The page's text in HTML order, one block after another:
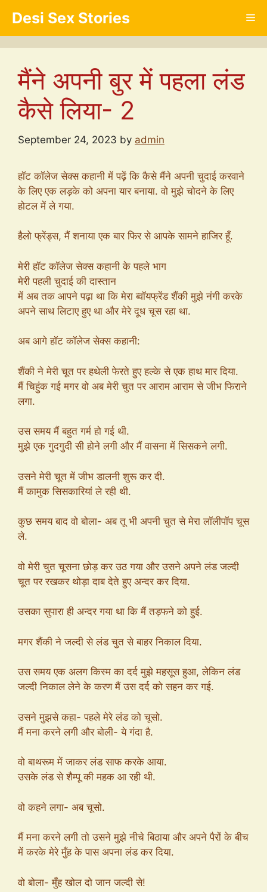
content
Desi Sex Stories
मैंने अपनी बुर में पहला लंड
कैसे लिया- 2
September 24, 2023 by admin
हॉट कॉलेज सेक्स कहानी में पढ़ें कि कैसे मैंने अपनी चुदाई करवाने
के लिए एक लड़के को अपना यार बनाया. वो मुझे चोदने के लिए
होटल में ले गया.
हैलो फ्रेंड्स, मैं शनाया एक बार फिर से आपके सामने हाजिर हूँ.
मेरी हॉट कॉलेज सेक्स कहानी के पहले भाग
मेरी पहली चुदाई की दास्तान
में अब तक आपने पढ़ा था कि मेरा ब्वॉयफ्रेंड शैंकी मुझे नंगी करके
अपने साथ लिटाए हुए था और मेरे दूध चूस रहा था.
अब आगे हॉट कॉलेज सेक्स कहानी:
शैंकी ने मेरी चूत पर हथेली फेरते हुए हल्के से एक हाथ मार दिया.
मैं चिहुंक गई मगर वो अब मेरी चुत पर आराम आराम से जीभ फिराने
लगा.
उस समय मैं बहुत गर्म हो गई थी.
मुझे एक गुदगुदी सी होने लगी और मैं वासना में सिसकने लगी.
उसने मेरी चूत में जीभ डालनी शुरू कर दी.
मैं कामुक सिसकारियां ले रही थी.
कुछ समय बाद वो बोला- अब तू भी अपनी चुत से मेरा लॉलीपॉप चूस
ले.
वो मेरी चुत चूसना छोड़ कर उठ गया और उसने अपने लंड जल्दी
चूत पर रखकर थोड़ा दाब देते हुए अन्दर कर दिया.
उसका सुपारा ही अन्दर गया था कि मैं तड़फने को हुई.
मगर शैंकी ने जल्दी से लंड चुत से बाहर निकाल दिया.
उस समय एक अलग किस्म का दर्द मुझे महसूस हुआ, लेकिन लंड
जल्दी निकाल लेने के करण मैं उस दर्द को सहन कर गई.
उसने मुझसे कहा- पहले मेरे लंड को चूसो.
मैं मना करने लगी और बोली- ये गंदा है.
वो बाथरूम में जाकर लंड साफ करके आया.
उसके लंड से शैम्पू की महक आ रही थी.
वो कहने लगा- अब चूसो.
मैं मना करने लगी तो उसने मुझे नीचे बिठाया और अपने पैरों के बीच
में करके मेरे मुँह के पास अपना लंड कर दिया.
वो बोला- मुँह खोल दो जान जल्दी से!